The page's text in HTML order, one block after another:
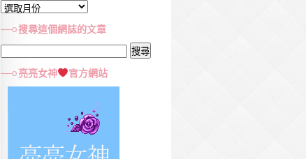
文
彙
集
搜尋這個網誌的文章
關
亮亮女神 官方網站